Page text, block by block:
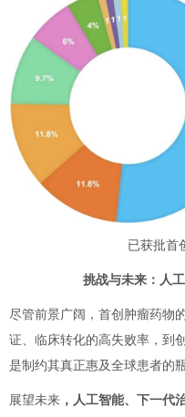
已获批首
挑战与未来：人
尽管前景广阔，首创肿瘤药物
证、临床转化的高失败率，到
是制约其真正惠及全球患者的瓶
展望未来 ，人工智能、下一代